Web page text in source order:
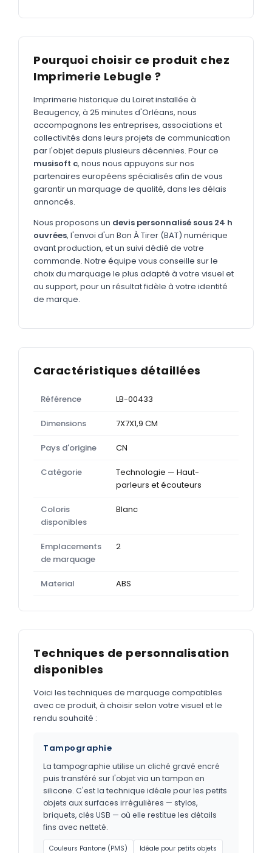
MARQUAGE TEXTILE
Tee-shirts Nouveau
Polos Nouveau
Sweatshirts Nouveau
GOODIES
Catalogue complet Nouveau
Bureau & écriture
Sacs & voyages
Technologie
Vêtements
Outils & porte-clés
Cuisine
Pourquoi choisir ce produit chez
Imprimerie Lebugle ?
Imprimerie historique du Loiret installée à
Beaugency, à 25 minutes d'Orléans, nous
accompagnons les entreprises, associations et
collectivités dans leurs projets de communication
par l'objet depuis plusieurs décennies. Pour ce
musisoft c, nous nous appuyons sur nos
partenaires européens spécialisés afin de vous
garantir un marquage de qualité, dans les délais
annoncés.
Nous proposons un devis personnalisé sous 24 h
ouvrées, l'envoi d'un Bon À Tirer (BAT) numérique
avant production, et un suivi dédié de votre
commande. Notre équipe vous conseille sur le
choix du marquage le plus adapté à votre visuel et
au support, pour un résultat fidèle à votre identité
de marque.
Caractéristiques détaillées
Référence LB-00433
Dimensions 7X7X1,9 CM
Pays d'origine CN
Catégorie
Technologie — Haut-
parleurs et écouteurs
Coloris
disponibles
Blanc
Emplacements
de marquage
2
Material ABS
Techniques de personnalisation
disponibles
Voici les techniques de marquage compatibles
avec ce produit, à choisir selon votre visuel et le
rendu souhaité :
Tampographie
La tampographie utilise un cliché gravé encré
puis transféré sur l'objet via un tampon en
silicone. C'est la technique idéale pour les petits
objets aux surfaces irrégulières — stylos,
briquets, clés USB — où elle restitue les détails
fins avec netteté.
Couleurs Pantone (PMS) Idéale pour petits objets